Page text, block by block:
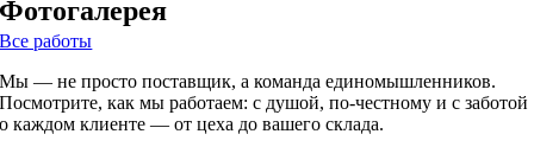
Фотогалерея
Все работы
Мы — не просто поставщик, а команда единомышленников.
Посмотрите, как мы работаем: с душой, по-честному и с заботой
о каждом клиенте — от цеха до вашего склада.